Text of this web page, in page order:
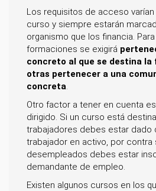
Los requisitos de acceso
curso y siempre estarán
organismo que los financia.
formaciones se exigirá
concreto al que se destina la
otras pertenecer a una
concreta.
Otro factor a tener en cuenta
dirigido. Si un curso está
trabajadores debes estar dado
trabajador en activo, por contra
desempleados debes estar
demandante de empleo.
Existen algunos cursos en los